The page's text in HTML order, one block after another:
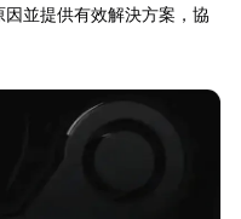
並提供有效解決方案，協